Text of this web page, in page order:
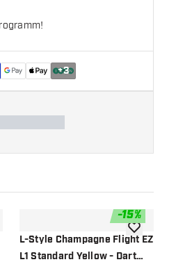
+3
hinzufügen
-15%
L-Style Champagne Flight EZ
L1 Standard Yellow - Dart
Zur